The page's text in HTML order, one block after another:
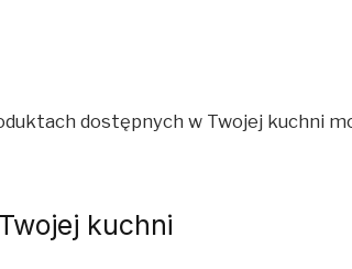
dostępnych w Twojej kuchni
kuchni